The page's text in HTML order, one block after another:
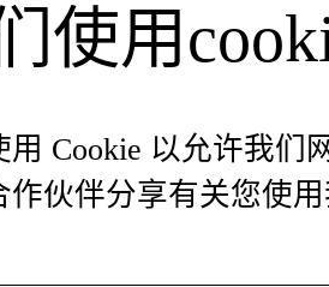
使用
用 Cookie 以允许我们
作伙伴分享有关您使